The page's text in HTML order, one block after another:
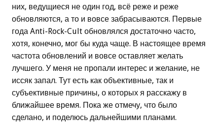
них, ведущиеся не один год, всё реже и реже
обновляются, а то и вовсе забрасываются. Первые
года Anti-Rock-Cult обновлялся достаточно часто,
хотя, конечно, мог бы куда чаще. В настоящее время
частота обновлений и вовсе оставляет желать
лучшего. У меня не пропали интерес и желание, не
иссяк запал. Тут есть как объективные, так и
субъективные причины, о которых я расскажу в
ближайшее время. Пока же отмечу, что было
сделано, и поделюсь дальнейшими планами.